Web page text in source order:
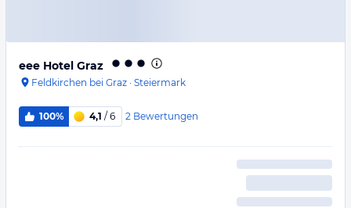
eee Hotel Graz
Feldkirchen bei Graz · Steiermark
100% 4,1 / 6 2 Bewertungen